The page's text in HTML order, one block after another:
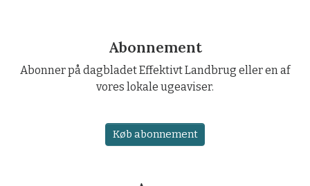
Abonnement
Abonner på dagbladet Effektivt Landbrug eller en af
vores lokale ugeaviser.
Køb abonnement